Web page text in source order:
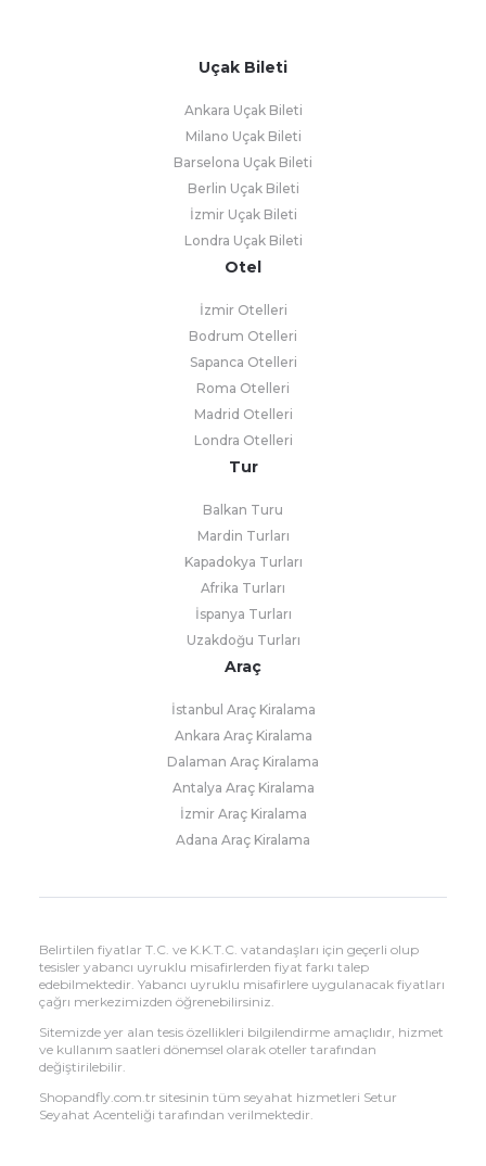
Uçak Bileti
Ankara Uçak Bileti
Milano Uçak Bileti
Barselona Uçak Bileti
Berlin Uçak Bileti
İzmir Uçak Bileti
Londra Uçak Bileti
Otel
İzmir Otelleri
Bodrum Otelleri
Sapanca Otelleri
Roma Otelleri
Madrid Otelleri
Londra Otelleri
Tur
Balkan Turu
Mardin Turları
Kapadokya Turları
Afrika Turları
İspanya Turları
Uzakdoğu Turları
Araç
İstanbul Araç Kiralama
Ankara Araç Kiralama
Dalaman Araç Kiralama
Antalya Araç Kiralama
İzmir Araç Kiralama
Adana Araç Kiralama
Belirtilen fiyatlar T.C. ve K.K.T.C. vatandaşları için geçerli olup
tesisler yabancı uyruklu misafirlerden fiyat farkı talep
edebilmektedir. Yabancı uyruklu misafirlere uygulanacak fiyatları
çağrı merkezimizden öğrenebilirsiniz.
Sitemizde yer alan tesis özellikleri bilgilendirme amaçlıdır, hizmet
ve kullanım saatleri dönemsel olarak oteller tarafından
değiştirilebilir.
Shopandfly.com.tr sitesinin tüm seyahat hizmetleri Setur
Seyahat Acenteliği tarafından verilmektedir.